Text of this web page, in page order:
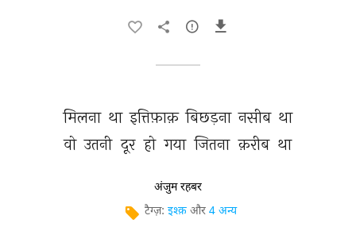
मिलना था इत्तिफ़ाक़ बिछड़ना नसीब था
वो उतनी दूर हो गया जितना क़रीब था
अंजुम रहबर
टैग्ज़: इश्क़ और 4 अन्य